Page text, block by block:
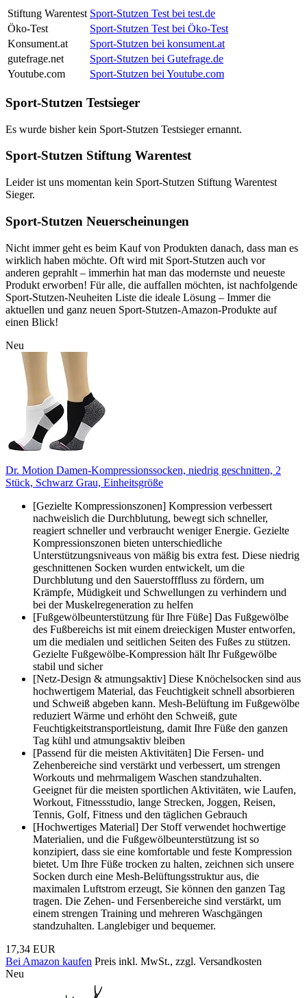
Stiftung Warentest Sport-Stutzen Test bei test.de
Öko-Test
Sport-Stutzen Test bei Öko-Test
Konsument.at
Sport-Stutzen bei konsument.at
gutefrage.net
Sport-Stutzen bei Gutefrage.de
Youtube.com
Sport-Stutzen bei Youtube.com
Sport-Stutzen Testsieger
Es wurde bisher kein Sport-Stutzen Testsieger ernannt.
Sport-Stutzen Stiftung Warentest
Leider ist uns momentan kein Sport-Stutzen Stiftung Warentest
Sieger.
Sport-Stutzen Neuerscheinungen
Nicht immer geht es beim Kauf von Produkten danach, dass man es
wirklich haben möchte. Oft wird mit Sport-Stutzen auch vor
anderen geprahlt – immerhin hat man das modernste und neueste
Produkt erworben! Für alle, die auffallen möchten, ist nachfolgende
Sport-Stutzen-Neuheiten Liste die ideale Lösung – Immer die
aktuellen und ganz neuen Sport-Stutzen-Amazon-Produkte auf
einen Blick!
Neu
Dr. Motion Damen-Kompressionssocken, niedrig geschnitten, 2
Stück, Schwarz Grau, Einheitsgröße
[Gezielte Kompressionszonen] Kompression verbessert
nachweislich die Durchblutung, bewegt sich schneller,
reagiert schneller und verbraucht weniger Energie. Gezielte
Kompressionszonen bieten unterschiedliche
Unterstützungsniveaus von mäßig bis extra fest. Diese niedrig
geschnittenen Socken wurden entwickelt, um die
Durchblutung und den Sauerstofffluss zu fördern, um
Krämpfe, Müdigkeit und Schwellungen zu verhindern und
bei der Muskelregeneration zu helfen
[Fußgewölbeunterstützung für Ihre Füße] Das Fußgewölbe
des Fußbereichs ist mit einem dreieckigen Muster entworfen,
um die medialen und seitlichen Seiten des Fußes zu stützen.
Gezielte Fußgewölbe-Kompression hält Ihr Fußgewölbe
stabil und sicher
[Netz-Design & atmungsaktiv] Diese Knöchelsocken sind aus
hochwertigem Material, das Feuchtigkeit schnell absorbieren
und Schweiß abgeben kann. Mesh-Belüftung im Fußgewölbe
reduziert Wärme und erhöht den Schweiß, gute
Feuchtigkeitstransportleistung, damit Ihre Füße den ganzen
Tag kühl und atmungsaktiv bleiben
[Passend für die meisten Aktivitäten] Die Fersen- und
Zehenbereiche sind verstärkt und verbessert, um strengen
Workouts und mehrmaligem Waschen standzuhalten.
Geeignet für die meisten sportlichen Aktivitäten, wie Laufen,
Workout, Fitnessstudio, lange Strecken, Joggen, Reisen,
Tennis, Golf, Fitness und den täglichen Gebrauch
[Hochwertiges Material] Der Stoff verwendet hochwertige
Materialien, und die Fußgewölbeunterstützung ist so
konzipiert, dass sie eine komfortable und feste Kompression
bietet. Um Ihre Füße trocken zu halten, zeichnen sich unsere
Socken durch eine Mesh-Belüftungsstruktur aus, die
maximalen Luftstrom erzeugt, Sie können den ganzen Tag
tragen. Die Zehen- und Fersenbereiche sind verstärkt, um
einem strengen Training und mehreren Waschgängen
standzuhalten. Langlebiger und bequemer.
17,34 EUR
Bei Amazon kaufen Preis inkl. MwSt., zzgl. Versandkosten
Neu